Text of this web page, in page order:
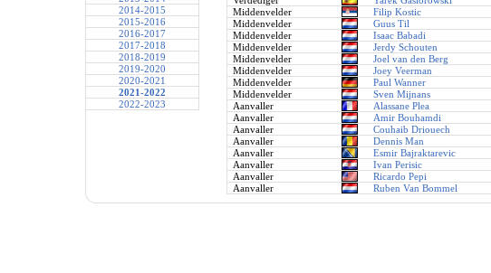
2014-2015
2015-2016
2016-2017
2017-2018
2018-2019
2019-2020
2020-2021
2021-2022
2022-2023
Middenvelder
Filip Kostic
Middenvelder
Guus Til
Middenvelder
Isaac Babadi
Middenvelder
Jerdy Schouten
Middenvelder
Joel van den Berg
Middenvelder
Joey Veerman
Middenvelder
Paul Wanner
Middenvelder
Sven Mijnans
Aanvaller
Alassane Plea
Aanvaller
Amir Bouhamdi
Aanvaller
Couhaib Driouech
Aanvaller
Dennis Man
Aanvaller
Esmir Bajraktarevic
Aanvaller
Ivan Perisic
Aanvaller
Ricardo Pepi
Aanvaller
Ruben Van Bommel